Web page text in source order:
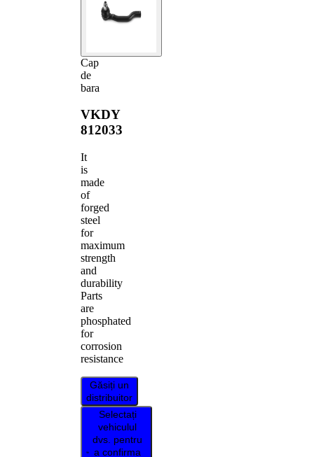
Cap
de
bara
VKDY
812033
It
is
made
of
forged
steel
for
maximum
strength
and
durability
Parts
are
phosphated
for
corrosion
resistance
Găsiți un
distribuitor
Selectați
vehiculul
dvs. pentru
a confirma